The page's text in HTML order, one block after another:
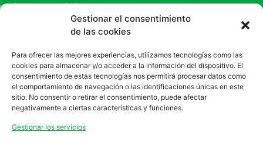
Gestionar el consentimiento
de las cookies
Para ofrecer las mejores experiencias, utilizamos tecnologías como las
cookies para almacenar y/o acceder a la información del dispositivo. El
consentimiento de estas tecnologías nos permitirá procesar datos como
el comportamiento de navegación o las identificaciones únicas en este
sitio. No consentir o retirar el consentimiento, puede afectar
negativamente a ciertas características y funciones.
Gestionar los servicios
productos y novedades.
Inicio
Newsletter
Eco Multimedia
Contacto
Artículos
Escaparate
Enlaces de interés
SUSCRÍBETE A NUESTRO NEWSLETTER
la sección deNewsletter